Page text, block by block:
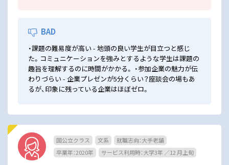
BAD
・課題の難易度が高い - 地頭の良い学生が目立つと感じ
た。コミュニケーションを強みとするような学生は課題の
趣旨を理解するのに時間がかかる。 ・参加企業の魅力が伝
わりづらい - 企業プレゼンが5分くらい？座談会の場もあ
るが、印象に残っている企業はほぼゼロ。
国公立クラス 文系
就職志向：大手老舗
卒業年：2020年
サービス利用時：大学3年 ／12 月上旬